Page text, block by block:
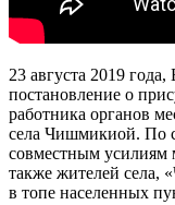
23 августа 2019
постановление о
работника органов
села Чишмикиой. По
совместным усилиям
также жителей села,
в топе населенных